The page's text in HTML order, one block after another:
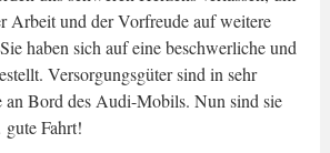
Arbeit und der Vorfreude auf weitere
haben sich auf eine beschwerliche und
Versorgungsgüter sind in sehr
an Bord des Audi-Mobils. Nun sind sie
Fahrt!